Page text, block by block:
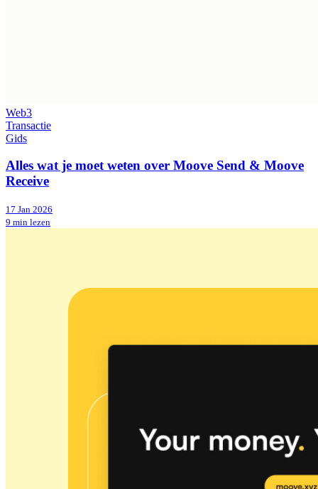
Web3
Transactie
Gids
Alles wat je moet weten over Moove Send & Moove
Receive
17 Jan 2026
9 min lezen